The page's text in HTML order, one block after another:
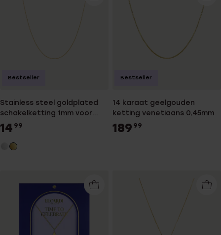
Stainless steel goldplated
schakelketting 1mm voor
dames
14 99
Bestseller
14 karaat geelgouden
ketting venetiaans 0,45mm
189 99
Bestseller